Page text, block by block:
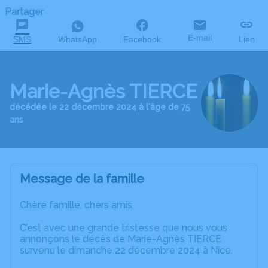
Partager
SMS WhatsApp Facebook E-mail Lien
Marie-Agnès TIERCE
décédée le 22 décembre 2024 à l'âge de 75
ans
Message de la famille
Chère famille, chers amis,
C’est avec une grande tristesse que nous vous
annonçons le décès de Marie-Agnès TIERCE
survenu le dimanche 22 décembre 2024 à Nice.